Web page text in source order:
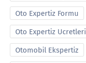
Oto Expertiz Formu
Oto Expertiz Ucretleri
Otomobil Ekspertiz